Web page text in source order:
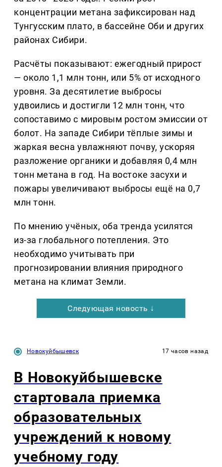
концентрации метана зафиксирован над
Тунгусским плато, в бассейне Оби и других
районах Сибири.
Расчёты показывают: ежегодный прирост
— около 1,1 млн тонн, или 5% от исходного
уровня. За десятилетие выбросы
удвоились и достигли 12 млн тонн, что
сопоставимо с мировым ростом эмиссии от
болот. На западе Сибири тёплые зимы и
жаркая весна увлажняют почву, ускоряя
разложение органики и добавляя 0,4 млн
тонн метана в год. На востоке засухи и
пожары увеличивают выбросы ещё на 0,7
млн тонн.
По мнению учёных, оба тренда усилятся
из-за глобального потепления. Это
необходимо учитывать при
прогнозировании влияния природного
метана на климат Земли.
Следующая новость ↓
Новокуйбышевск 17 часов назад
В Новокуйбышевске
стартовала приемка
образовательных
учреждений к новому
учебному году